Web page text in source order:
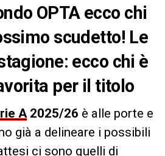
OPTA ecco chi
scudetto! Le
ecco chi è
per il titolo
A2025/26 è alle porte e
già a delineare i possibili
ci sono quelli di